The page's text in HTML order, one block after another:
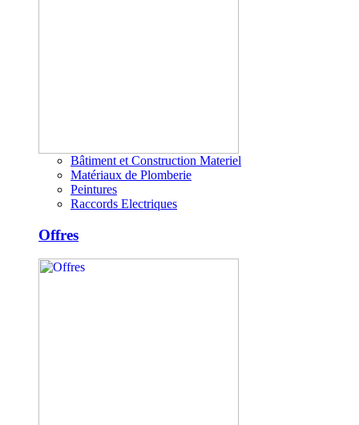
Bâtiment et Construction Materiel
Matériaux de Plomberie
Peintures
Raccords Electriques
Offres